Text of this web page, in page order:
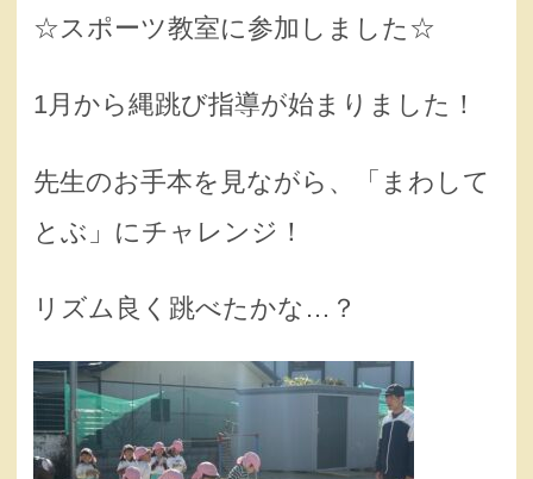
☆スポーツ教室に参加しました☆
1月から縄跳び指導が始まりました！
先生のお手本を見ながら、「まわして
とぶ」にチャレンジ！
リズム良く跳べたかな…？